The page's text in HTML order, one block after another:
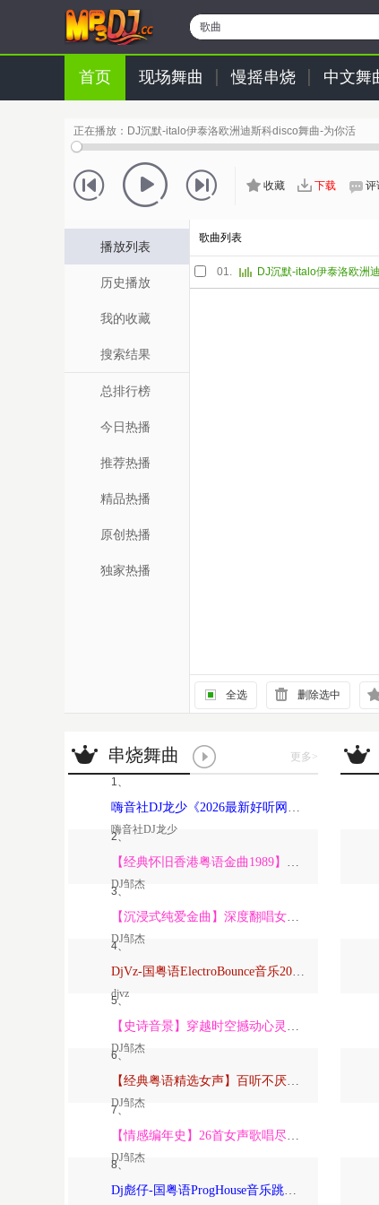
歌曲
首页 现场舞曲 慢摇串烧 中文舞
正在播放： DJ沉默-italo伊泰洛欧洲迪斯科disco舞曲-为你活
收藏 下载 评
播放列表
历史播放
我的收藏
搜索结果
总排行榜
今日热播
推荐热播
精品热播
原创热播
独家热播
歌曲列表
01. DJ沉默-italo伊泰洛欧洲
全选 删除选中
串烧舞曲 更多>
1、
嗨音社DJ龙少《2026最新好听网络伤感歌曲推荐·深爱过的人一生惦记》
嗨音社DJ龙少
2、
【经典怀旧香港粤语金曲1989】高潮版【DJ邹杰】
DJ邹杰
3、
【沉浸式纯爱金曲】深度翻唱女声版【DJ邹杰】_
DJ邹杰
4、
DjVz-国粤语ElectroBounce音乐2026讲不出再见怀旧版蹦迪跳舞大碟
djvz
5、
【史诗音景】穿越时空撼动心灵的管弦乐【DJ邹杰】
DJ邹杰
6、
【经典粤语精选女声】百听不厌深度翻唱版【DJ邹杰】_
DJ邹杰
7、
【情感编年史】26首女声歌唱尽从暗恋到放下的全部【DJ邹杰】
DJ邹杰
8、
Dj彪仔-国粤语ProgHouse音乐跳舞街vs心要让你听见串烧Vol.39